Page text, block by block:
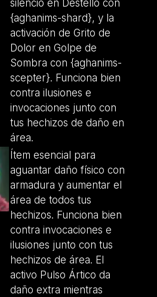
silencio en Destello con
{aghanims-shard}, y la
activación de Grito de
Dolor en Golpe de
Sombra con {aghanims-
scepter}. Funciona bien
contra ilusiones e
invocaciones junto con
tus hechizos de daño en
área.
Ítem esencial para
aguantar daño físico con
armadura y aumentar el
área de todos tus
hechizos. Funciona bien
contra invocaciones e
ilusiones junto con tus
hechizos de área. El
activo Pulso Ártico da
daño extra mientras